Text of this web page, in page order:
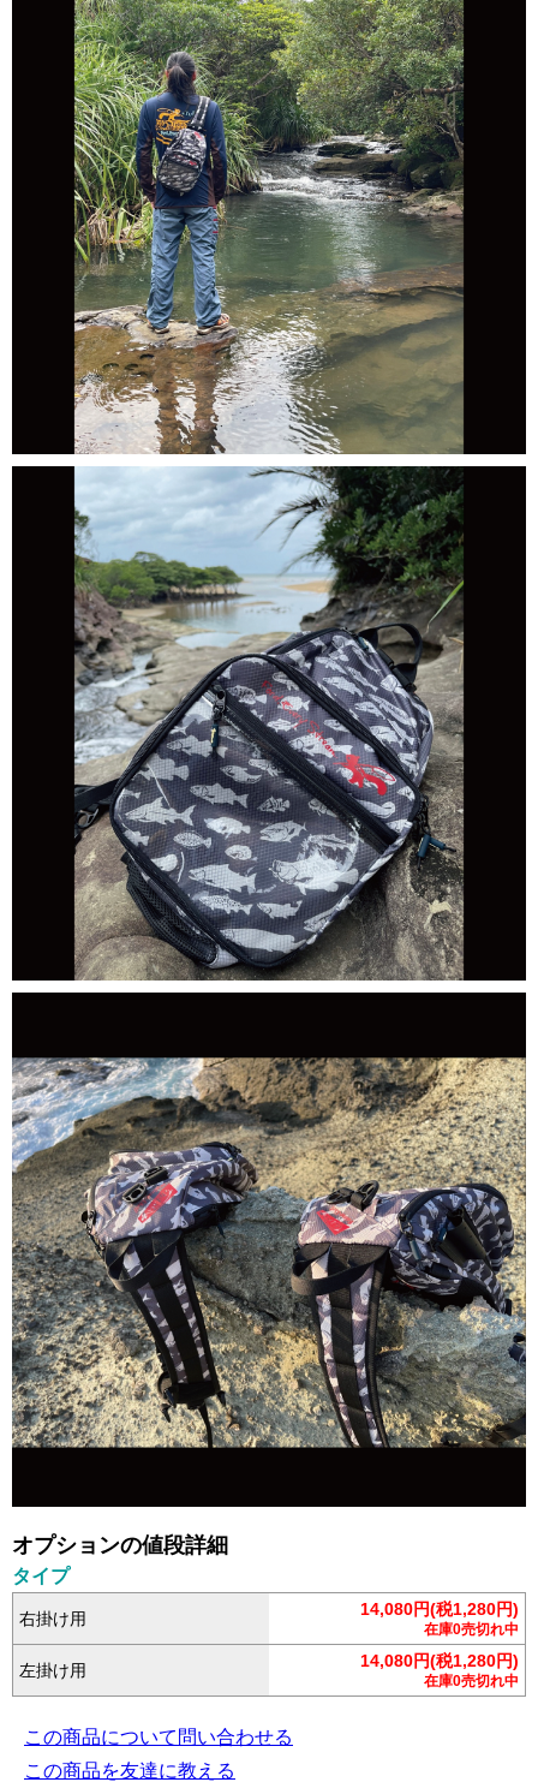
オプションの値段詳細
タイプ
右掛け用 14,080円(税1,280円)
在庫0売切れ中
左掛け用 14,080円(税1,280円)
在庫0売切れ中
この商品について問い合わせる
この商品を友達に教える